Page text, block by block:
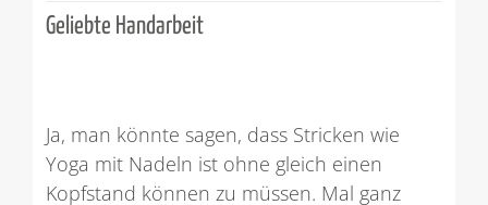
Geliebte Handarbeit
Ja, man könnte sagen, dass Stricken wie
Yoga mit Nadeln ist ohne gleich einen
Kopfstand können zu müssen. Mal ganz